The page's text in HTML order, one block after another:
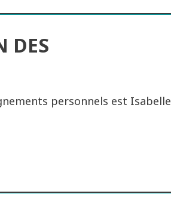
DES
personnels est Isabelle